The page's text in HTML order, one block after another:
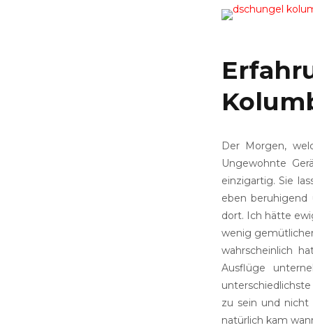
Der Morgen,
Ungewohnte
einzigartig. Sie
eben
dort. Ich hätte
wenig
wahrscheinlich
Ausflüge
zu sein und
natürlich kam